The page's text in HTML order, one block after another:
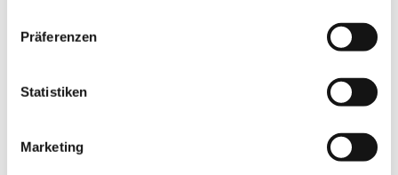
Präferenzen
Statistiken
Marketing
maßgefertigte Türen, Tore und Haustüren, die mit
Funktonalität und Design überzeugen. So können